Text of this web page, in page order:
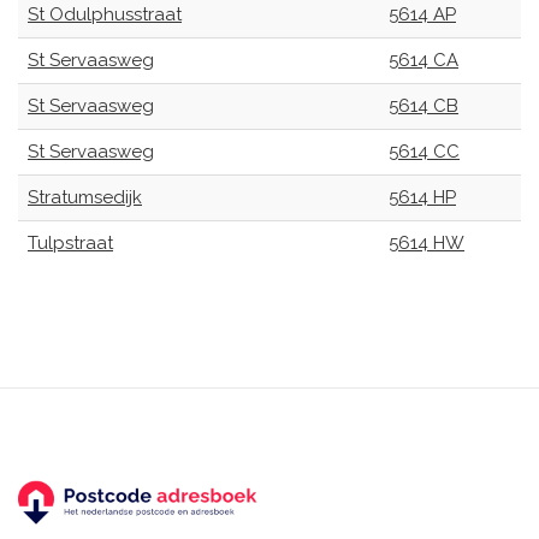
St Odulphusstraat 5614 AP
St Servaasweg 5614 CA
St Servaasweg 5614 CB
St Servaasweg 5614 CC
Stratumsedijk 5614 HP
Tulpstraat 5614 HW